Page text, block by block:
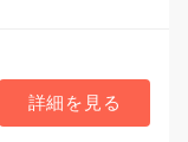
詳細を見る